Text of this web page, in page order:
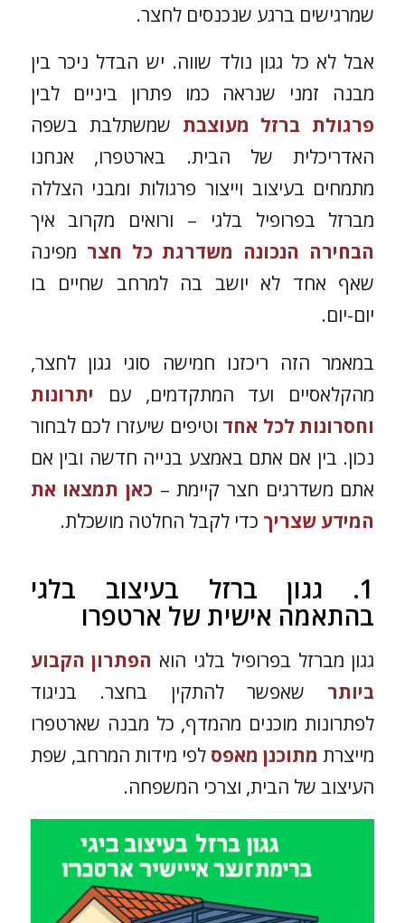
שמרגישים ברגע שנכנסים לחצר.
אבל לא כל גגון נולד שווה. יש הבדל ניכר בין
מבנה זמני שנראה כמו פתרון ביניים לבין
פרגולת ברזל מעוצבת שמשתלבת בשפה
האדריכלית של הבית. בארטפרו, אנחנו
מתמחים בעיצוב וייצור פרגולות ומבני הצללה
מברזל בפרופיל בלגי – ורואים מקרוב איך
הבחירה הנכונה משדרגת כל חצר מפינה
שאף אחד לא יושב בה למרחב שחיים בו
יום-יום.
במאמר הזה ריכזנו חמישה סוגי גגון לחצר,
מהקלאסיים ועד המתקדמים, עם יתרונות
וחסרונות לכל אחד וטיפים שיעזרו לכם לבחור
נכון. בין אם אתם באמצע בנייה חדשה ובין אם
אתם משדרגים חצר קיימת – כאן תמצאו את
המידע שצריך כדי לקבל החלטה מושכלת.
1. גגון ברזל בעיצוב בלגי
בהתאמה אישית של ארטפרו
גגון מברזל בפרופיל בלגי הוא הפתרון הקבוע
ביותר שאפשר להתקין בחצר. בניגוד
לפתרונות מוכנים מהמדף, כל מבנה שארטפרו
מייצרת מתוכנן מאפס לפי מידות המרחב, שפת
העיצוב של הבית, וצרכי המשפחה.